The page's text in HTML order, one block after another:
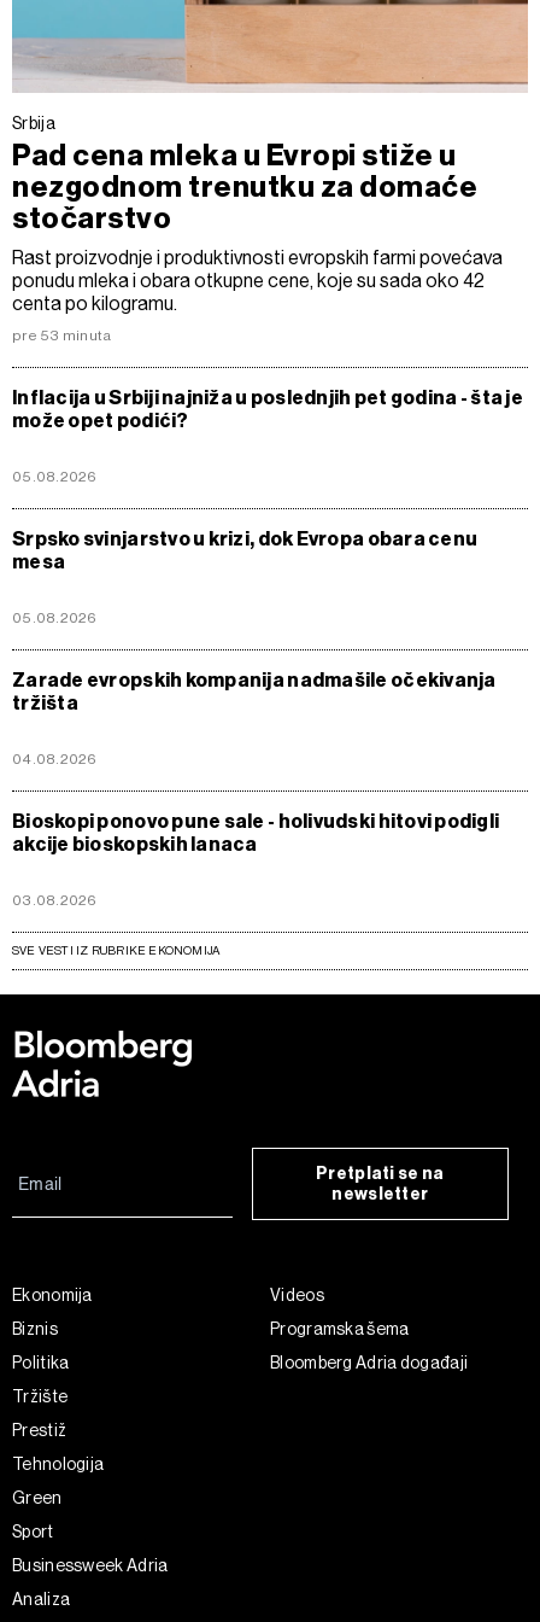
Srbija
Pad cena mleka u Evropi stiže u
nezgodnom trenutku za domaće
stočarstvo
Rast proizvodnje i produktivnosti evropskih farmi povećava
ponudu mleka i obara otkupne cene, koje su sada oko 42
centa po kilogramu.
pre 53 minuta
Inflacija u Srbiji najniža u poslednjih pet godina - šta je
može opet podići?
05.08.2026
Srpsko svinjarstvo u krizi, dok Evropa obara cenu
mesa
05.08.2026
Zarade evropskih kompanija nadmašile očekivanja
tržišta
04.08.2026
Bioskopi ponovo pune sale - holivudski hitovi podigli
akcije bioskopskih lanaca
03.08.2026
SVE VESTI IZ RUBRIKE EKONOMIJA
Pretplati se na
newsletter
Ekonomija
Biznis
Politika
Tržište
Prestiž
Tehnologija
Green
Sport
Businessweek Adria
Analiza
Videos
Programska šema
Bloomberg Adria događaji